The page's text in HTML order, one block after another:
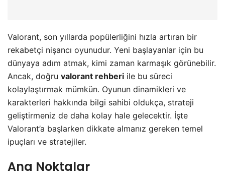
Valorant, son yıllarda popülerliğini hızla artıran bir
rekabetçi nişancı oyunudur. Yeni başlayanlar için bu
dünyaya adım atmak, kimi zaman karmaşık görünebilir.
Ancak, doğru valorant rehberi ile bu süreci
kolaylaştırmak mümkün. Oyunun dinamikleri ve
karakterleri hakkında bilgi sahibi oldukça, strateji
geliştirmeniz de daha kolay hale gelecektir. İşte
Valorant’a başlarken dikkate almanız gereken temel
ipuçları ve stratejiler.
Ana Noktalar